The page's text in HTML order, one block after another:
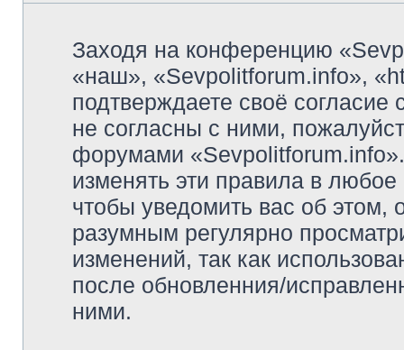
Заходя на конференцию
«наш», «Sevpolitforum.info»,
подтверждаете своё
не согласны с ними,
форумами
изменять эти правила в
чтобы уведомить вас об
разумным регулярно
изменений, так как
после обновленния/
ними.